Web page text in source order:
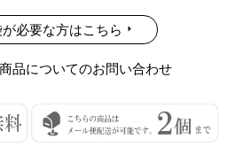
必要な方はこちら
商品についてのお問い合わせ